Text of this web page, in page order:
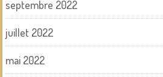
septembre 2022
juillet 2022
mai 2022